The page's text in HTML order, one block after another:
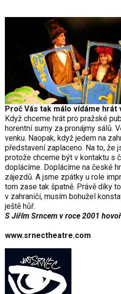
Proč Vás tak málo vídáme hrát
Když chceme hrát pro pražské
horentní sumy za pronájmy sálů.
venku. Naopak, když jedem na
představení zaplaceno. Na to, že
protože chceme být v kontaktu s
doplácíme. Doplácíme na české
zájezdů. A jsme zpátky u role
tom zase tak špatně. Právě díky
v zahraničí, musím bohužel
ještě hůř.
S Jiřím Srncem v roce 2001
www.srnectheatre.com